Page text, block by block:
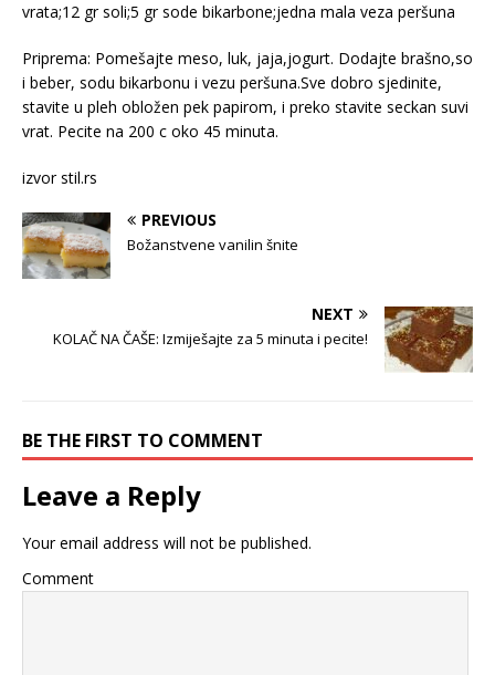
vrata;12 gr soli;5 gr sode bikarbone;jedna mala veza peršuna
Priprema: Pomešajte meso, luk, jaja,jogurt. Dodajte brašno,so
i beber, sodu bikarbonu i vezu peršuna.Sve dobro sjedinite,
stavite u pleh obložen pek papirom, i preko stavite seckan suvi
vrat. Pecite na 200 c oko 45 minuta.
izvor stil.rs
PREVIOUS
Božanstvene vanilin šnite
NEXT
KOLAČ NA ČAŠE: Izmiješajte za 5 minuta i pecite!
BE THE FIRST TO COMMENT
Leave a Reply
Your email address will not be published.
Comment